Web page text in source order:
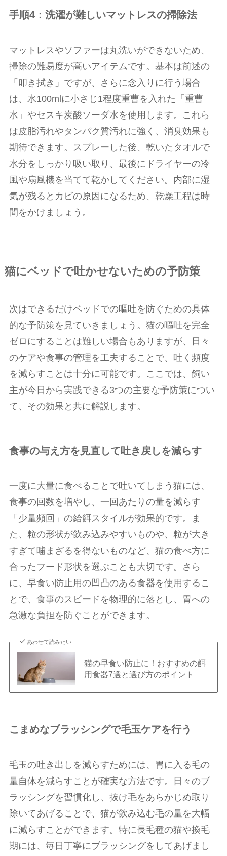
手順4：洗濯が難しいマットレスの掃除法
マットレスやソファーは丸洗いができないため、
掃除の難易度が高いアイテムです。基本は前述の
「叩き拭き」ですが、さらに念入りに行う場合
は、水100mlに小さじ1程度重曹を入れた「重曹
水」やセスキ炭酸ソーダ水を使用します。これら
は皮脂汚れやタンパク質汚れに強く、消臭効果も
期待できます。スプレーした後、乾いたタオルで
水分をしっかり吸い取り、最後にドライヤーの冷
風や扇風機を当てて乾かしてください。内部に湿
気が残るとカビの原因になるため、乾燥工程は時
間をかけましょう。
猫にベッドで吐かせないための予防策
次はできるだけベッドでの嘔吐を防ぐための具体
的な予防策を見ていきましょう。猫の嘔吐を完全
ゼロにすることは難しい場合もありますが、日々
のケアや食事の管理を工夫することで、吐く頻度
を減らすことは十分に可能です。ここでは、飼い
主が今日から実践できる3つの主要な予防策につい
て、その効果と共に解説します。
食事の与え方を見直して吐き戻しを減らす
一度に大量に食べることで吐いてしまう猫には、
食事の回数を増やし、一回あたりの量を減らす
「少量頻回」の給餌スタイルが効果的です。ま
た、粒の形状が飲み込みやすいものや、粒が大き
すぎて噛まざるを得ないものなど、猫の食べ方に
合ったフード形状を選ぶことも大切です。さら
に、早食い防止用の凹凸のある食器を使用するこ
とで、食事のスピードを物理的に落とし、胃への
急激な負担を防ぐことができます。
あわせて読みたい
猫の早食い防止に！おすすめの餌
用食器7選と選び方のポイント
こまめなブラッシングで毛玉ケアを行う
毛玉の吐き出しを減らすためには、胃に入る毛の
量自体を減らすことが確実な方法です。日々のブ
ラッシングを習慣化し、抜け毛をあらかじめ取り
除いてあげることで、猫が飲み込む毛の量を大幅
に減らすことができます。特に長毛種の猫や換毛
期には、毎日丁寧にブラッシングをしてあげまし